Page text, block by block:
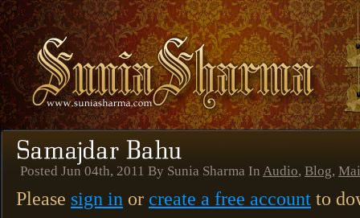
Posted Jun 04th, 2011 By Sunia Sharma In Audio, Blog,
Please sign in or create a free account to